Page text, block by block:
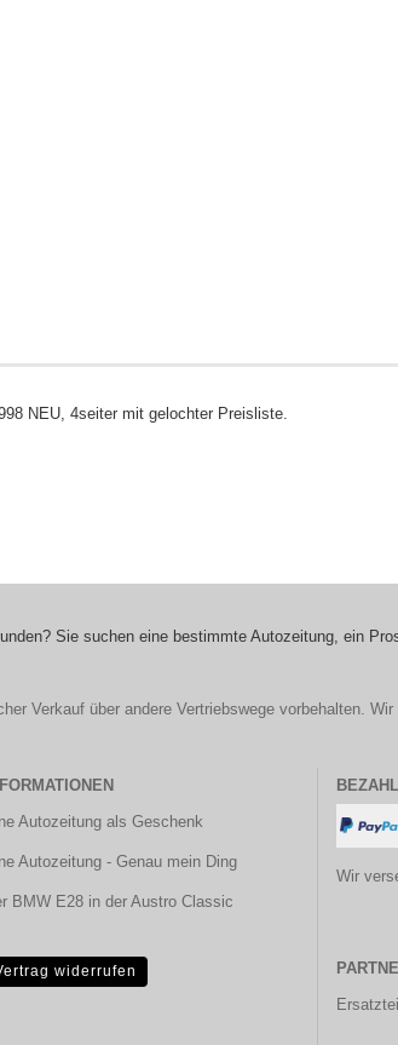
NEU, 4seiter mit gelochter Preisliste.
Sie suchen eine bestimmte Autozeitung, ein
Verkauf über andere Vertriebswege vorbehalten.
Autozeitung als Geschenk
Autozeitung - Genau mein Ding
BMW E28 in der Austro Classic
widerrufen
Wir